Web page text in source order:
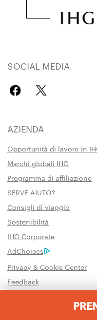
SOCIAL MEDIA
AZIENDA
Opportunità di lavoro in
Marchi globali IHG
Programma di affiliazione
SERVE AIUTO?
Consigli di viaggio
Sostenibilità
IHG Corporate
AdChoices
Privacy & Cookie Center
Feedback